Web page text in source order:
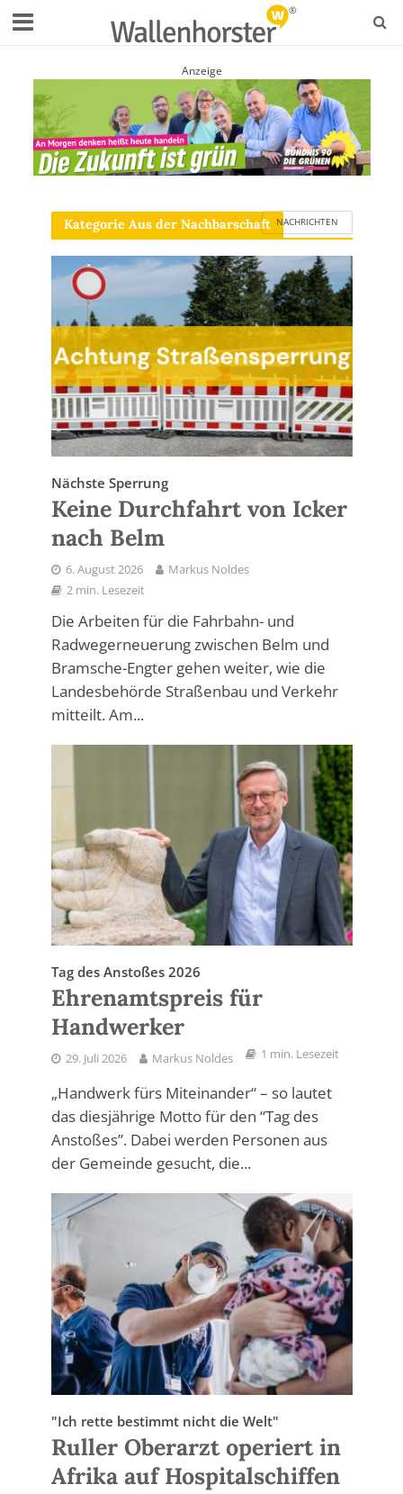
Anzeige
Kategorie Aus der Nachbarschaft NACHRICHTEN
Nächste Sperrung
Keine Durchfahrt von Icker
nach Belm
6. August 2026
Markus Noldes
2 min. Lesezeit
Die Arbeiten für die Fahrbahn- und
Radwegerneuerung zwischen Belm und
Bramsche-Engter gehen weiter, wie die
Landesbehörde Straßenbau und Verkehr
mitteilt. Am...
Tag des Anstoßes 2026
Ehrenamtspreis für
Handwerker
29. Juli 2026 Markus Noldes 1 min. Lesezeit
„Handwerk fürs Miteinander“ – so lautet
das diesjährige Motto für den “Tag des
Anstoßes”. Dabei werden Personen aus
der Gemeinde gesucht, die...
"Ich rette bestimmt nicht die Welt"
Ruller Oberarzt operiert in
Afrika auf Hospitalschiffen